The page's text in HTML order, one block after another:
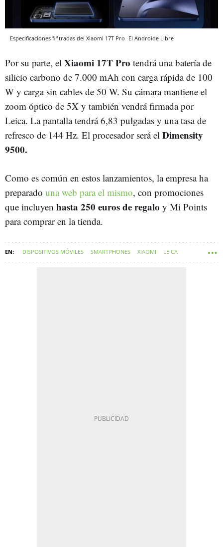
Especificaciones fiñtradas del Xiaomi 17T Pro El Androide Libre
Por su parte, el Xiaomi 17T Pro tendrá una batería de
silicio carbono de 7.000 mAh con carga rápida de 100
W y carga sin cables de 50 W. Su cámara mantiene el
zoom óptico de 5X y también vendrá firmada por
Leica. La pantalla tendrá 6,83 pulgadas y una tasa de
refresco de 144 Hz. El procesador será el Dimensity
9500.
Como es común en estos lanzamientos, la empresa ha
preparado una web para el mismo, con promociones
que incluyen hasta 250 euros de regalo y Mi Points
para comprar en la tienda.
DISPOSITIVOS MÓVILES SMARTPHONES XIAOMI LEICA